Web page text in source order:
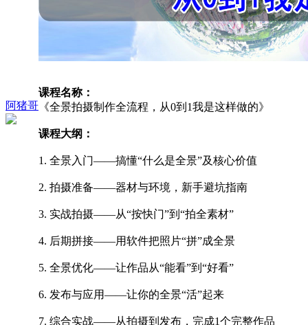
阿猪哥
课程名称：
《全景拍摄制作全流程，从0到1我是这样做的》
课程大纲：
1. 全景入门——搞懂“什么是全景”及核心价值
2. 拍摄准备——器材与环境，新手避坑指南
3. 实战拍摄——从“按快门”到“拍全素材”
4. 后期拼接——用软件把照片“拼”成全景
5. 全景优化——让作品从“能看”到“好看”
6. 发布与应用——让你的全景“活”起来
7. 综合实战——从拍摄到发布，完成1个完整作品